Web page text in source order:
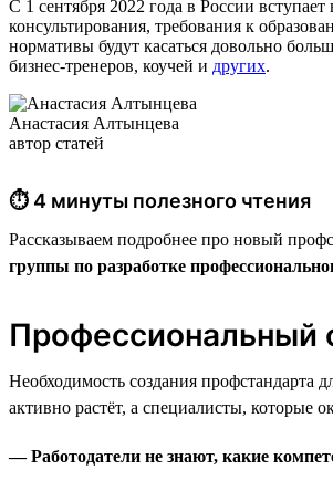
С 1 сентября 2022 года в России
консультирования, требования к
нормативы будут касаться довольно
бизнес-тренеров, коучей и других.
Анастасия Алтынцева
автор статей
⏱ 4 минуты полезного чтения
Рассказываем подробнее про новый
группы по разработке
Профессиональный
Необходимость создания профстандарта
активно растёт, а специалисты, которые
— Работодатели не знают, какие